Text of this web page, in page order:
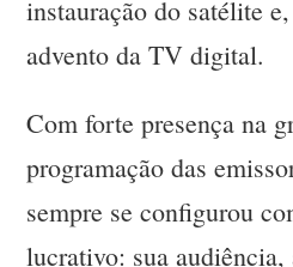
instauração do satélite
advento da TV digital.
Com forte presença na
programação das
sempre se configurou
lucrativo: sua